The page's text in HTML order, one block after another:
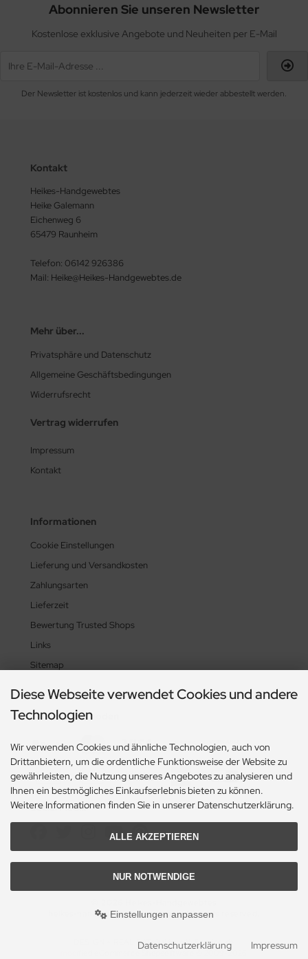
Abonnieren Sie unseren Newsletter
Kostenlose exklusive Angebote und Neuheiten per E-Mail
Der Newsletter ist kostenlos und kann jederzeit wieder abbestellt werden.
Kontakt
Heikes-Handgewebtes
Heike Galemann
Eichenweg 6
65479 Raunheim
Telefon: 06142 926386
Mail: Heike@Heikes-Handgewebtes.de
Mehr über...
Privatsphäre und Datenschutz
Allgemeine Geschäftsbedingungen
Widerrufsrecht
Vertrag widerrufen
Impressum
Kontakt
Informationen
Cookie Einstellungen
Lieferung und Versandkosten
Zahlungsarten
Lieferzeit
Bewertung Trusted Shops
Links
Sitemap
Zahlungsmethoden
Social Media
heikes-handgewebtes.de/shop/ - All rights reserved.
DESIGN + REALISATION
by eW-Service.de
ified eCommerce Shopsoftware © 2009-2026
Diese Webseite verwendet Cookies und andere
Technologien
Wir verwenden Cookies und ähnliche Technologien, auch von
Drittanbietern, um die ordentliche Funktionsweise der Website zu
gewährleisten, die Nutzung unseres Angebotes zu analysieren und
Ihnen ein bestmögliches Einkaufserlebnis bieten zu können.
Weitere Informationen finden Sie in unserer Datenschutzerklärung.
ALLE AKZEPTIEREN
NUR NOTWENDIGE
Einstellungen anpassen
Datenschutzerklärung Impressum